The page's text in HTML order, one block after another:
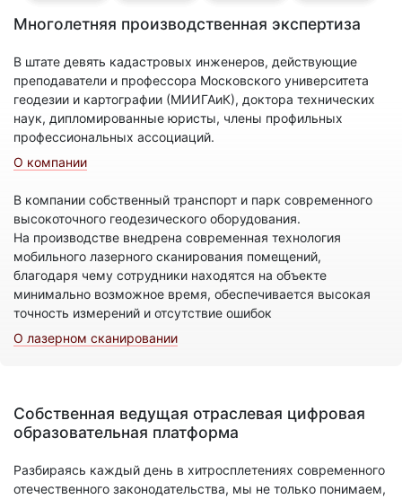
Многолетняя производственная экспертиза
В штате девять кадастровых инженеров, действующие
преподаватели и профессора Московского университета
геодезии и картографии (МИИГАиК), доктора технических
наук, дипломированные юристы, члены профильных
профессиональных ассоциаций.
О компании
В компании собственный транспорт и парк современного
высокоточного геодезического оборудования.
На производстве внедрена современная технология
мобильного лазерного сканирования помещений,
благодаря чему сотрудники находятся на объекте
минимально возможное время, обеспечивается высокая
точность измерений и отсутствие ошибок
О лазерном сканировании
Собственная ведущая отраслевая цифровая
образовательная платформа
Разбираясь каждый день в хитросплетениях современного
отечественного законодательства, мы не только понимаем,